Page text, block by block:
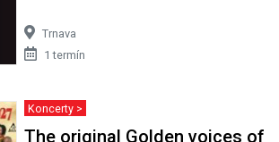
Trnava
1 termín
Koncerty >
The original Golden voices of